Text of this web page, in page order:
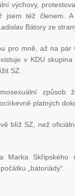
výchovy,
jsem též členem.
Bátory ze
pro mně, až na pár
v KDU
SZ.
způsob
platných
blíž SZ, než
Marka Skřipského
„bátoriády“.